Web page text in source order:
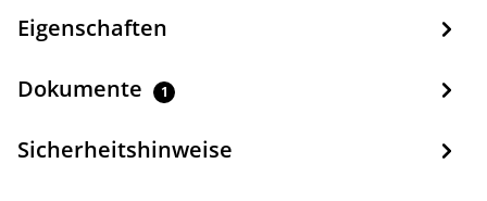
Eigenschaften
Dokumente 1
Sicherheitshinweise